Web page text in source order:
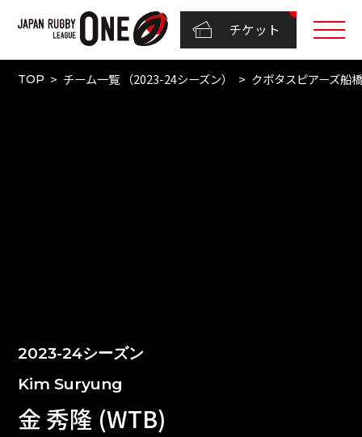
チケット
TOP チーム一覧 （2023-24シーズン） クボタスピアーズ船
2023-24シーズン
Kim Suryung
金 秀隆 (WTB)